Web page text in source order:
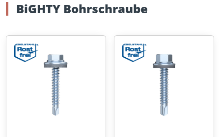
BiGHTY Bohrschraube